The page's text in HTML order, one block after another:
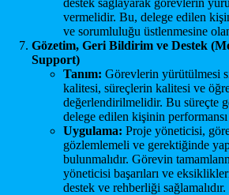
vermelidir. Bu, delege edilen
ve sorumluluğu üstlenmesine
Gözetim, Geri Bildirim ve Destek
Support)
Tanım: Görevlerin yürütülmesi
kalitesi, süreçlerin kalitesi ve
değerlendirilmelidir. Bu süreçte
delege edilen kişinin
Uygulama: Proje yöneticisi,
gözlemlemeli ve gerektiğinde
bulunmalıdır. Görevin
yöneticisi başarıları ve
destek ve rehberliği sağlamalıdır.